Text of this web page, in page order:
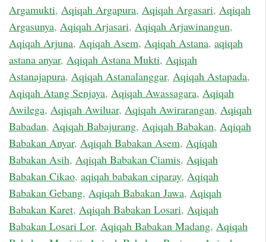
Argamukti, Aqiqah Argapura, Aqiqah Argasari, Aqiqah
Argasunya, Aqiqah Arjasari, Aqiqah Arjawinangun,
Aqiqah Arjuna, Aqiqah Asem, Aqiqah Astana, aqiqah
astana anyar, Aqiqah Astana Mukti, Aqiqah
Astanajapura, Aqiqah Astanalanggar, Aqiqah Astapada,
Aqiqah Atang Senjaya, Aqiqah Awassagara, Aqiqah
Awilega, Aqiqah Awiluar, Aqiqah Awirarangan, Aqiqah
Babadan, Aqiqah Babajurang, Aqiqah Babakan, Aqiqah
Babakan Anyar, Aqiqah Babakan Asem, Aqiqah
Babakan Asih, Aqiqah Babakan Ciamis, Aqiqah
Babakan Cikao, aqiqah babakan ciparay, Aqiqah
Babakan Gebang, Aqiqah Babakan Jawa, Aqiqah
Babakan Karet, Aqiqah Babakan Losari, Aqiqah
Babakan Losari Lor, Aqiqah Babakan Madang, Aqiqah